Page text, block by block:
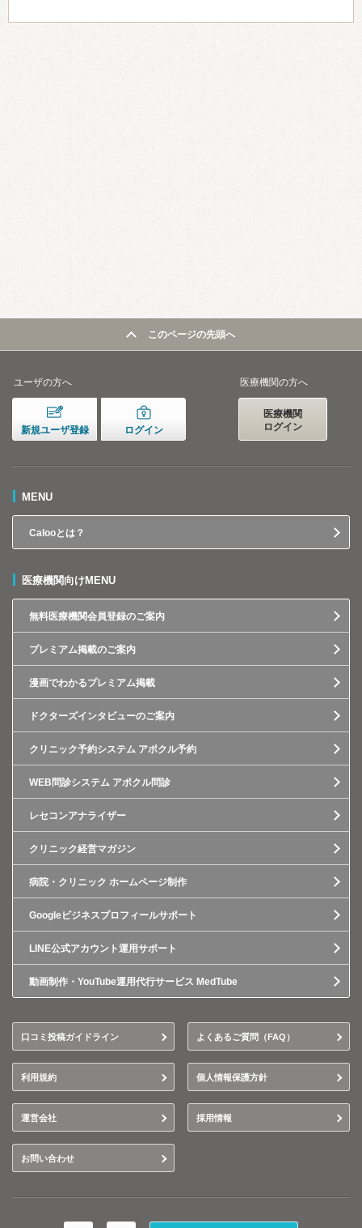
このページの先頭へ
ユーザの方へ
新規ユーザ登録 ログイン
医療機関の方へ
医療機関
ログイン
MENU
Calooとは？
医療機関向けMENU
無料医療機関会員登録のご案内
プレミアム掲載のご案内
漫画でわかるプレミアム掲載
ドクターズインタビューのご案内
クリニック予約システム アポクル予約
WEB問診システム アポクル問診
レセコンアナライザー
クリニック経営マガジン
病院・クリニック ホームページ制作
Googleビジネスプロフィールサポート
LINE公式アカウント運用サポート
動画制作・YouTube運用代行サービス MedTube
口コミ投稿ガイドライン よくあるご質問（FAQ）
利用規約 個人情報保護方針
運営会社 採用情報
お問い合わせ